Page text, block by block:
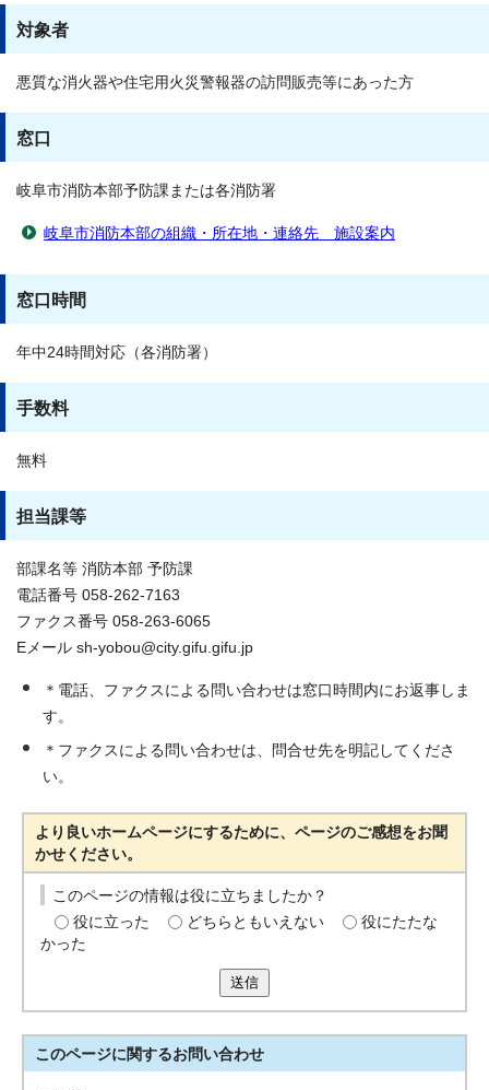
対象者
悪質な消火器や住宅用火災警報器の訪問販売等にあった方
窓口
岐阜市消防本部予防課または各消防署
岐阜市消防本部の組織・所在地・連絡先 施設案内
窓口時間
年中24時間対応（各消防署）
手数料
無料
担当課等
部課名等 消防本部 予防課
電話番号 058-262-7163
ファクス番号 058-263-6065
Eメール sh-yobou@city.gifu.gifu.jp
＊電話、ファクスによる問い合わせは窓口時間内にお返事しま
す。
＊ファクスによる問い合わせは、問合せ先を明記してくださ
い。
より良いホームページにするために、ページのご感想をお聞
かせください。
このページの情報は役に立ちましたか？
役に立った
どちらともいえない
役にたたな
かった
送信
このページに関するお問い合わせ